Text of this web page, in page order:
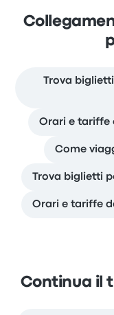
Trova
Orari e tariffe
Come
Trova biglietti
Orari e tariffe
Continua il